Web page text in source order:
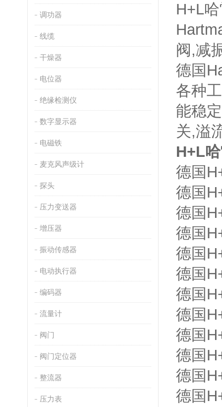
调功器
线缆
干燥器
电位器
绝缘检测仪
数字显示器
电磁铁
麦克风声级计
探头
压力变送器
增压器
振动传感器
电动执行器
编码器
流量计
阀门
阀门定位器
整流器
压力表
H+L
阀,减
德国
各种
能稳
关,溢
H+L
德国
德国
德国
德国
德国
德国
德国
德国
德国
德国
德国
德国